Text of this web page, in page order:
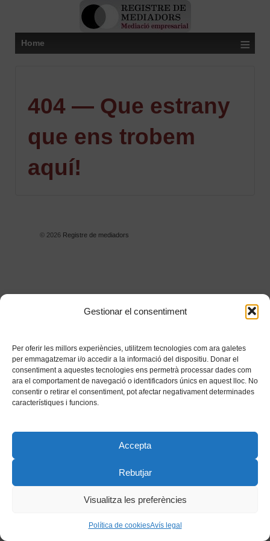
Gestionar el consentiment
Per oferir les millors experiències, utilitzem tecnologies com ara galetes
per emmagatzemar i/o accedir a la informació del dispositiu. Donar el
consentiment a aquestes tecnologies ens permetrà processar dades com
ara el comportament de navegació o identificadors únics en aquest lloc. No
consentir o retirar el consentiment, pot afectar negativament determinades
característiques i funcions.
Accepta
Rebutjar
Visualitza les preferències
Política de cookiesAvís legal
Home ≡
404 — Que estrany
que ens trobem
aquí!
© 2026Registre de mediadors